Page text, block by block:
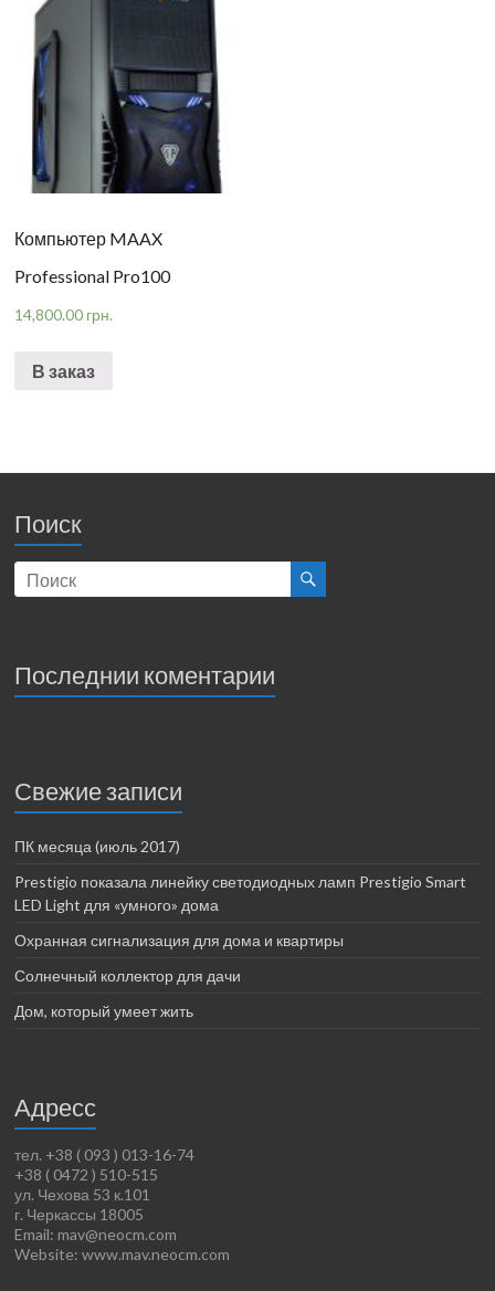
Компьютер MAAX
Professional Pro100
14,800.00 грн.
В заказ
Поиск
Последнии коментарии
Свежие записи
ПК месяца (июль 2017)
Prestigio показала линейку светодиодных ламп Prestigio Smart
LED Light для «умного» дома
Охранная сигнализация для дома и квартиры
Солнечный коллектор для дачи
Дом, который умеет жить
Адресс
тел. +38 ( 093 ) 013-16-74
+38 ( 0472 ) 510-515
ул. Чехова 53 к.101
г. Черкассы 18005
Email: mav@neocm.com
Website: www.mav.neocm.com